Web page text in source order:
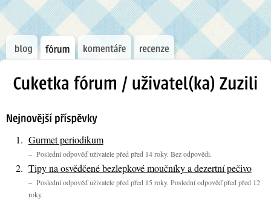
Gurmet periodikum
– Poslední odpověď uživatele před před 14 roky. Bez odpovědi.
Tipy na osvědčené bezlepkové moučníky a dezertní pečivo
– Poslední odpověď uživatele před před 15 roky. Poslední odpověď před před 12
roky.